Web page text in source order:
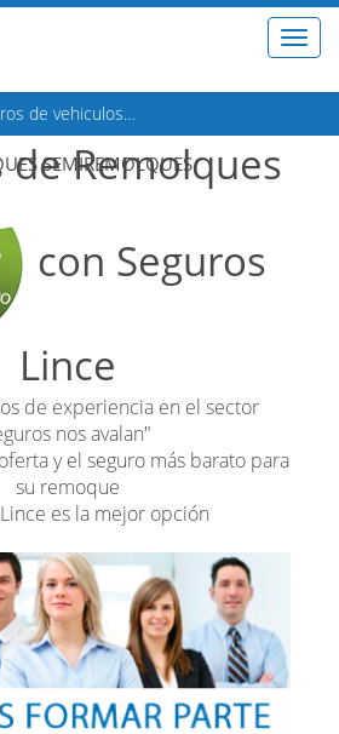
de vehiculos
SEMIREMOLQUES
de Remolques
con Seguros
Lince
de experiencia en el sector
nos avalan"
y el seguro más barato para
su remoque
es la mejor opción